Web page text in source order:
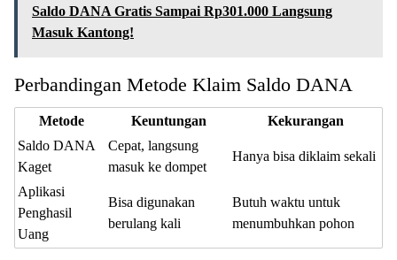
Saldo DANA Gratis Sampai Rp301.000 Langsung
Masuk Kantong!
Perbandingan Metode Klaim Saldo DANA
Metode Keuntungan
Kekurangan
Saldo DANA
Kaget
Cepat, langsung
masuk ke dompet
Hanya bisa diklaim sekali
Aplikasi
Penghasil
Uang
Bisa digunakan
berulang kali
Butuh waktu untuk
menumbuhkan pohon